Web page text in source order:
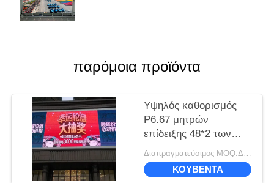
παρόμοια προϊόντα
Υψηλός καθορισμός
P6.67 μητρών
επίδειξης 48*2 των
RGB τηλεοπτικών
πλήρων οδηγήσεων
χρώματος SMD
ΚΟΥΒΈΝΤΑ